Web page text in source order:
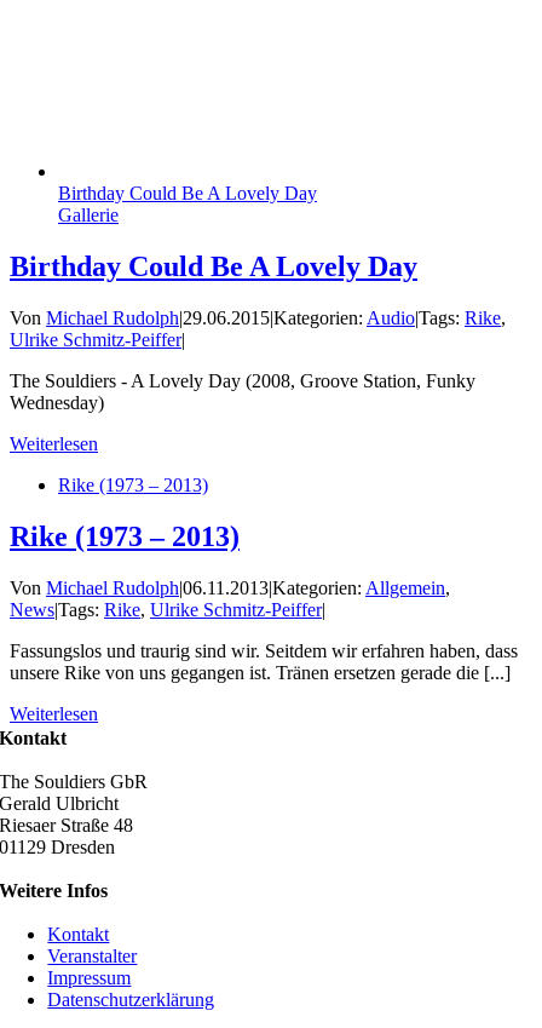
Birthday Could Be A Lovely Day
Gallerie
Birthday Could Be A Lovely Day
Von Michael Rudolph|29.06.2015|Kategorien: Audio|Tags: Rike,
Ulrike Schmitz-Peiffer|
The Souldiers - A Lovely Day (2008, Groove Station, Funky
Wednesday)
Weiterlesen
Rike (1973 – 2013)
Rike (1973 – 2013)
Von Michael Rudolph|06.11.2013|Kategorien: Allgemein,
News|Tags: Rike, Ulrike Schmitz-Peiffer|
Fassungslos und traurig sind wir. Seitdem wir erfahren haben, dass
unsere Rike von uns gegangen ist. Tränen ersetzen gerade die [...]
Weiterlesen
Kontakt
The Souldiers GbR
Gerald Ulbricht
Riesaer Straße 48
01129 Dresden
Weitere Infos
Kontakt
Veranstalter
Impressum
Datenschutzerklärung